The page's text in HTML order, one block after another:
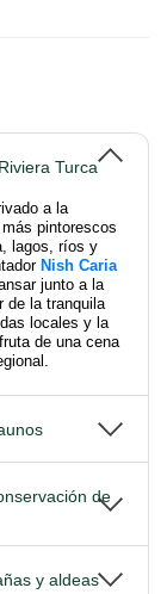
Turca
a la
pintorescos
lagos, ríos y
Nish Caria
junto a la
de la tranquila
locales y la
de una cena
de
y aldeas